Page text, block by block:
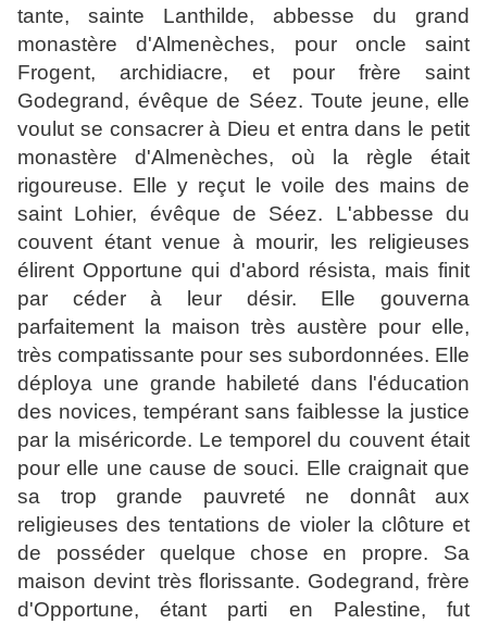
tante, sainte Lanthilde, abbesse du grand
monastère d'Almenèches, pour oncle saint
Frogent, archidiacre, et pour frère saint
Godegrand, évêque de Séez. Toute jeune, elle
voulut se consacrer à Dieu et entra dans le petit
monastère d'Almenèches, où la règle était
rigoureuse. Elle y reçut le voile des mains de
saint Lohier, évêque de Séez. L'abbesse du
couvent étant venue à mourir, les religieuses
élirent Opportune qui d'abord résista, mais finit
par céder à leur désir. Elle gouverna
parfaitement la maison très austère pour elle,
très compatissante pour ses subordonnées. Elle
déploya une grande habileté dans l'éducation
des novices, tempérant sans faiblesse la justice
par la miséricorde. Le temporel du couvent était
pour elle une cause de souci. Elle craignait que
sa trop grande pauvreté ne donnât aux
religieuses des tentations de violer la clôture et
de posséder quelque chose en propre. Sa
maison devint très florissante. Godegrand, frère
d'Opportune, étant parti en Palestine, fut